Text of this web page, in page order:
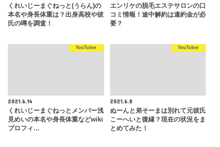
くれいじーまぐねっと(うらん)の
本名や身長体重は？出身高校や彼
氏の噂を調査！
エンリケの脱毛エステサロンの口
コミ情報！途中解約は違約金が必
要？
YouTuber
2021.6.14
くれいじーまぐねっとメンバー浅
見めいの本名や身長体重などwiki
プロフィ…
YouTuber
2021.6.8
ぬーんと弟そーまは別れて元彼氏
こーへいと復縁？現在の状況をま
とめてみた！